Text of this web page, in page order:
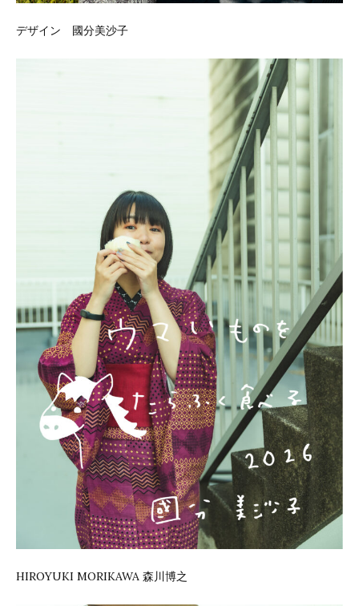
デザイン 國分美沙子
HIROYUKI MORIKAWA 森川博之